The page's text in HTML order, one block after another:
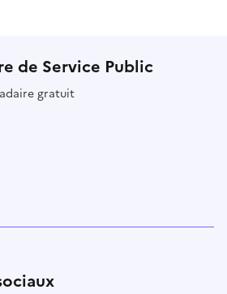
de Service Public
gratuit